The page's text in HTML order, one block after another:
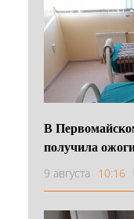
В
получила
9 августа 10:16